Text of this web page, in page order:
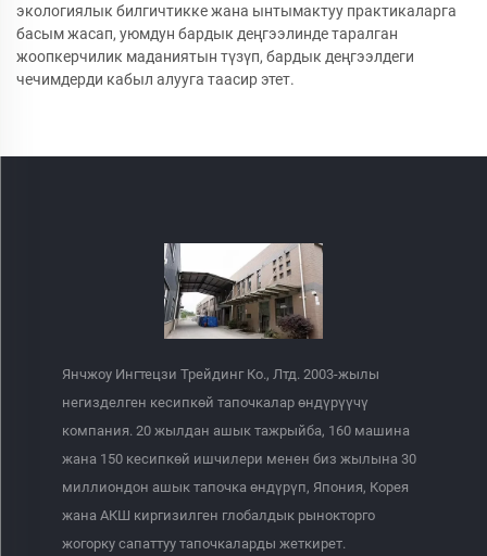
экологиялык билгичтикке жана ынтымактуу практикаларга
басым жасап, уюмдун бардык деңгээлинде таралган
жоопкерчилик маданиятын түзүп, бардык деңгээлдеги
чечимдерди кабыл алууга таасир этет.
Янчжоу Ингтецзи Трейдинг Ко., Лтд. 2003-жылы
негизделген кесипкөй тапочкалар өндүрүүчү
компания. 20 жылдан ашык тажрыйба, 160 машина
жана 150 кесипкөй ишчилери менен биз жылына 30
миллиондон ашык тапочка өндүрүп, Япония, Корея
жана АКШ киргизилген глобалдык рынокторго
жогорку сапаттуу тапочкаларды жеткирет.